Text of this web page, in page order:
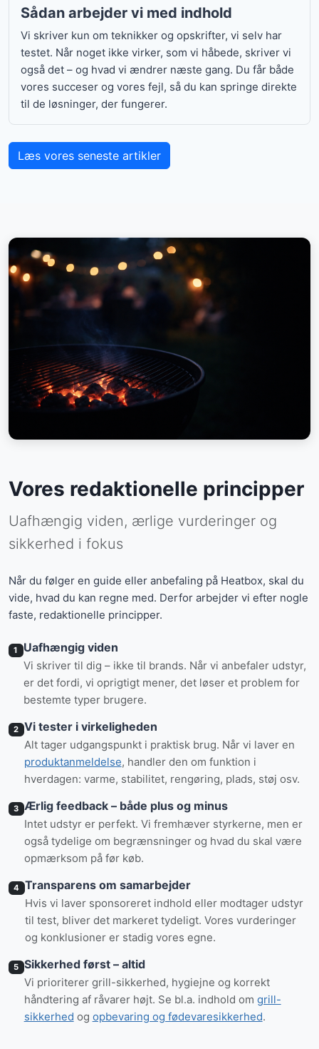
Sådan arbejder vi med indhold
Vi skriver kun om teknikker og opskrifter, vi selv har
testet. Når noget ikke virker, som vi håbede, skriver vi
også det – og hvad vi ændrer næste gang. Du får både
vores succeser og vores fejl, så du kan springe direkte
til de løsninger, der fungerer.
Læs vores seneste artikler
Vores redaktionelle principper
Uafhængig viden, ærlige vurderinger og
sikkerhed i fokus
Når du følger en guide eller anbefaling på Heatbox, skal du
vide, hvad du kan regne med. Derfor arbejder vi efter nogle
faste, redaktionelle principper.
1 Uafhængig viden
Vi skriver til dig – ikke til brands. Når vi anbefaler udstyr,
er det fordi, vi oprigtigt mener, det løser et problem for
bestemte typer brugere.
2 Vi tester i virkeligheden
Alt tager udgangspunkt i praktisk brug. Når vi laver en
produktanmeldelse, handler den om funktion i
hverdagen: varme, stabilitet, rengøring, plads, støj osv.
3 Ærlig feedback – både plus og minus
Intet udstyr er perfekt. Vi fremhæver styrkerne, men er
også tydelige om begrænsninger og hvad du skal være
opmærksom på før køb.
4 Transparens om samarbejder
Hvis vi laver sponsoreret indhold eller modtager udstyr
til test, bliver det markeret tydeligt. Vores vurderinger
og konklusioner er stadig vores egne.
5 Sikkerhed først – altid
Vi prioriterer grill-sikkerhed, hygiejne og korrekt
håndtering af råvarer højt. Se bl.a. indhold om grill-
sikkerhed og opbevaring og fødevaresikkerhed.